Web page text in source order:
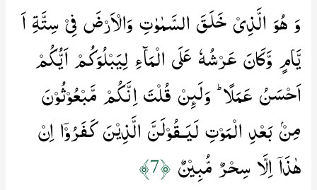
وَ هُوَ الَّذِىۡ خَلَقَ السَّمٰوٰتِ وَالۡاَرۡضَ فِىۡ سِتَّةِ اَ
يَّامٍ وَّكَانَ عَرۡشُهٗ عَلَى الۡمَآءِ لِيَبۡلُوَكُمۡ اَيُّكُمۡ
اَحۡسَنُ عَمَلًا ؕ وَلَٮِٕنۡ قُلۡتَ اِنَّكُمۡ مَّبۡعُوۡثُوۡنَ
مِنۡۢ بَعۡدِ الۡمَوۡتِ لَيَـقُوۡلَنَّ الَّذِيۡنَ كَفَرُوۡۤا اِنۡ
هٰذَاۤ اِلَّا سِحۡرٌ مُّبِيۡنٌ‏﴿7﴾